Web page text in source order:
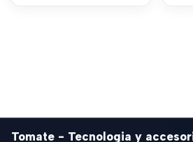
Tomate - Tecnologia y